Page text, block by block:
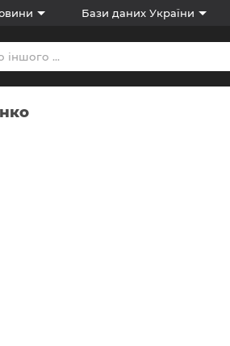
Бази даних України